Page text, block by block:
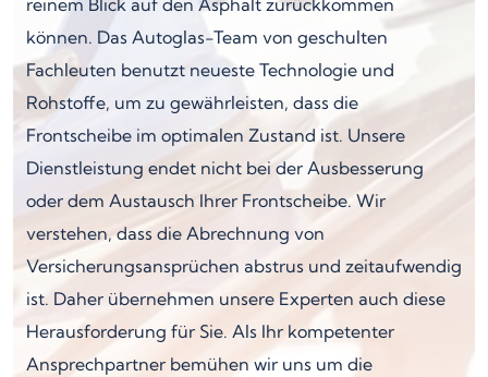
können. Das Autoglas-Team von geschulten
Fachleuten benutzt neueste Technologie und
Rohstoffe, um zu gewährleisten, dass die
Frontscheibe im optimalen Zustand ist. Unsere
Dienstleistung endet nicht bei der Ausbesserung
oder dem Austausch Ihrer Frontscheibe. Wir
verstehen, dass die Abrechnung von
Versicherungsansprüchen abstrus und zeitaufwendig
ist. Daher übernehmen unsere Experten auch diese
Herausforderung für Sie. Als Ihr kompetenter
Ansprechpartner bemühen wir uns um die